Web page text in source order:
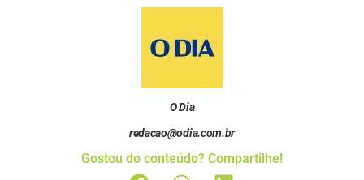
O Dia
redacao@odia.com.br
Gostou do conteúdo? Compartilhe!